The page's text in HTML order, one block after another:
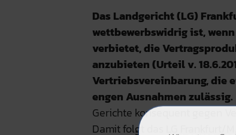
Das Landgericht (LG)
wettbewerbswidrig ist,
verbietet, die
anzubieten (Urteil v.
Vertriebsvereinbarung, die
engen Ausnahmen zulässig.
Gerichte konsequent gegen
Damit folgt das LG Frankfurt/